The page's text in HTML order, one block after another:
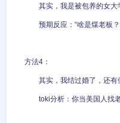
其实，我是被包养的女
预期反应：“啥是煤老板
方法4：
其实，我结过婚了，还有
toki分析：你当美国人找